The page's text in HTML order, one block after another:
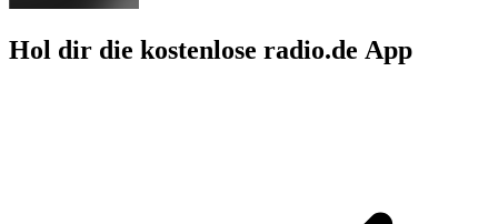
Hol dir die kostenlose radio.de App